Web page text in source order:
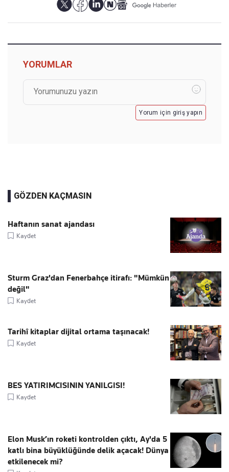
YORUMLAR
Yorum için giriş yapın
GÖZDEN KAÇMASIN
Haftanın sanat ajandası
Kaydet
Sturm Graz'dan Fenerbahçe itirafı: "Mümkün
değil"
Kaydet
Tarihî kitaplar dijital ortama taşınacak!
Kaydet
BES YATIRIMCISININ YANILGISI!
Kaydet
Elon Musk’ın roketi kontrolden çıktı, Ay'da 5
katlı bina büyüklüğünde delik açacak! Dünya
etkilenecek mi?